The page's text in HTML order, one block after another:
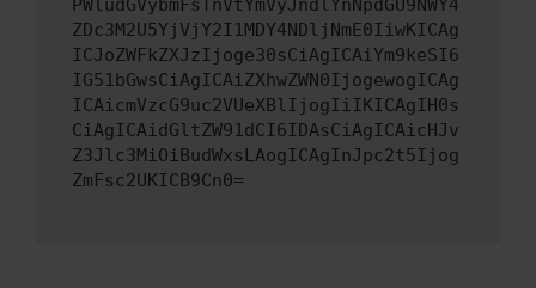
PWludGVybmFsTnVtYmVyJndlYnNpdGU9NWY4
ZDc3M2U5YjVjY2I1MDY4NDljNmE0IiwKICAg
ICJoZWFkZXJzIjoge30sCiAgICAiYm9keSI6
IG51bGwsCiAgICAiZXhwZWN0IjogewogICAg
ICAicmVzcG9uc2VUeXBlIjogIiIKICAgIH0s
CiAgICAidGltZW91dCI6IDAsCiAgICAicHJv
Z3Jlc3MiOiBudWxsLAogICAgInJpc2t5Ijog
ZmFsc2UKICB9Cn0=